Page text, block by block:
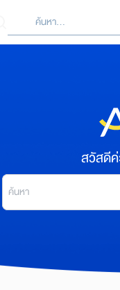
สวัสดีค่